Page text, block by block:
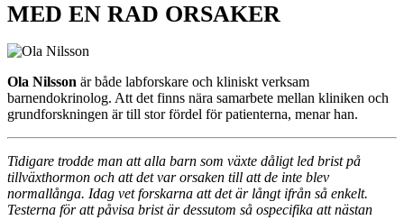
MED EN RAD ORSAKER
Ola Nilsson är både labforskare och kliniskt verksam
barnendokrinolog. Att det finns nära samarbete mellan kliniken och
grundforskningen är till stor fördel för patienterna, menar han.
Tidigare trodde man att alla barn som växte dåligt led brist på
tillväxthormon och att det var orsaken till att de inte blev
normallånga. Idag vet forskarna att det är långt ifrån så enkelt.
Testerna för att påvisa brist är dessutom så ospecifika att nästan